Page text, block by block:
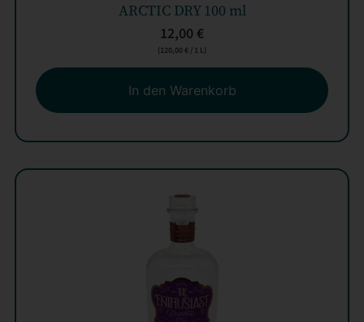
ARCTIC DRY 100 ml
12,00 €
(120,00€ / 1 L)
In den Warenkorb